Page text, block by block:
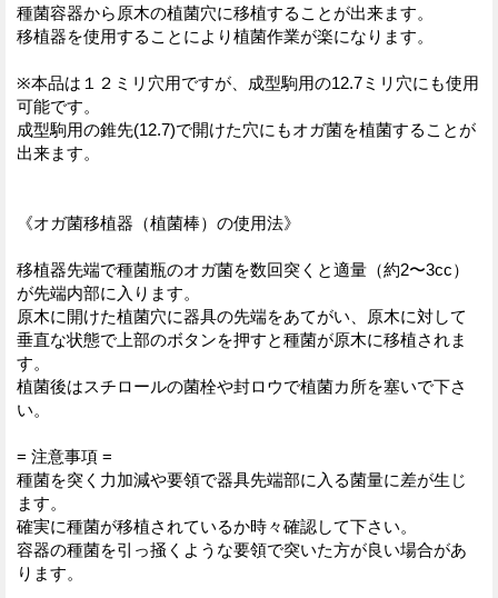
種菌容器から原木の植菌穴に移植することが出来ます。
移植器を使用することにより植菌作業が楽になります。
※本品は１２ミリ穴用ですが、成型駒用の12.7ミリ穴にも使用
可能です。
成型駒用の錐先(12.7)で開けた穴にもオガ菌を植菌することが
出来ます。
《オガ菌移植器（植菌棒）の使用法》
移植器先端で種菌瓶のオガ菌を数回突くと適量（約2〜3cc）
が先端内部に入ります。
原木に開けた植菌穴に器具の先端をあてがい、原木に対して
垂直な状態で上部のボタンを押すと種菌が原木に移植されま
す。
植菌後はスチロールの菌栓や封ロウで植菌カ所を塞いで下さ
い。
= 注意事項 =
種菌を突く力加減や要領で器具先端部に入る菌量に差が生じ
ます。
確実に種菌が移植されているか時々確認して下さい。
容器の種菌を引っ掻くような要領で突いた方が良い場合があ
ります。